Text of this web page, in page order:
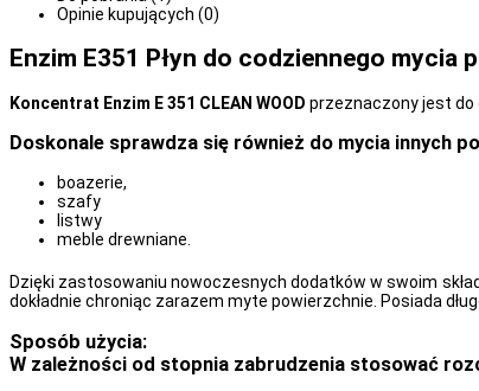
Opinie kupujących (0)
Enzim E351 Płyn do codziennego mycia
Koncentrat Enzim E 351 CLEAN WOOD przeznaczony jest do
Doskonale sprawdza się również do mycia innych
boazerie,
szafy
listwy
meble drewniane.
Dzięki zastosowaniu nowoczesnych dodatków w swoim
dokładnie chroniąc zarazem myte powierzchnie. Posiada
Sposób użycia:
W zależności od stopnia zabrudzenia stosować